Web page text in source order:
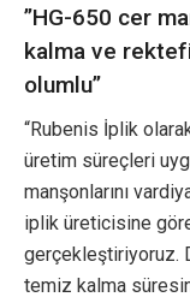
”HG-650 cer
kalma ve
olumlu”
“Rubenis İplik
üretim süreçleri
manşonlarını
iplik üreticisine
gerçekleştiriyoruz.
temiz kalma